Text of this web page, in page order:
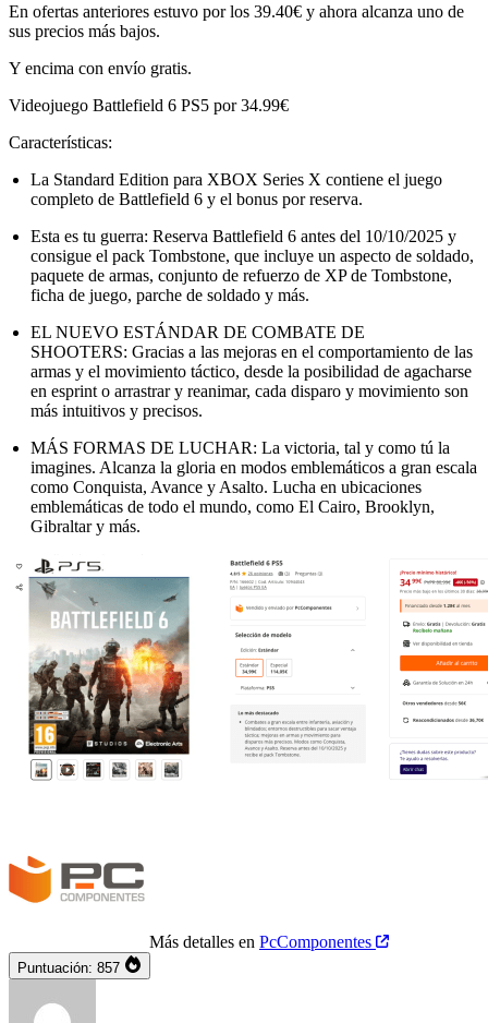
En ofertas anteriores estuvo por los 39.40€ y ahora alcanza uno de
sus precios más bajos.
Y encima con envío gratis.
Videojuego Battlefield 6 PS5 por 34.99€
Características:
La Standard Edition para XBOX Series X contiene el juego
completo de Battlefield 6 y el bonus por reserva.
Esta es tu guerra: Reserva Battlefield 6 antes del 10/10/2025 y
consigue el pack Tombstone, que incluye un aspecto de soldado,
paquete de armas, conjunto de refuerzo de XP de Tombstone,
ficha de juego, parche de soldado y más.
EL NUEVO ESTÁNDAR DE COMBATE DE
SHOOTERS: Gracias a las mejoras en el comportamiento de las
armas y el movimiento táctico, desde la posibilidad de agacharse
en esprint o arrastrar y reanimar, cada disparo y movimiento son
más intuitivos y precisos.
MÁS FORMAS DE LUCHAR: La victoria, tal y como tú la
imagines. Alcanza la gloria en modos emblemáticos a gran escala
como Conquista, Avance y Asalto. Lucha en ubicaciones
emblemáticas de todo el mundo, como El Cairo, Brooklyn,
Gibraltar y más.
Más detalles en PcComponentes
Puntuación: 857